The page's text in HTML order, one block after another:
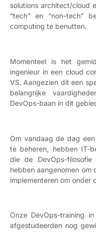
solutions architect/cloud
“tech” en “non-tech”
computing te benutten.
Momenteel is het
ingenieur in een cloud
VS. Aangezien dit een
belangrijke
DevOps-baan in dit
Om vandaag de dag
te beheren, hebben IT-
die de DevOps-filosofie
hebben aangenomen om
implementeren om onder
Onze DevOps-training
afgestudeerden nog